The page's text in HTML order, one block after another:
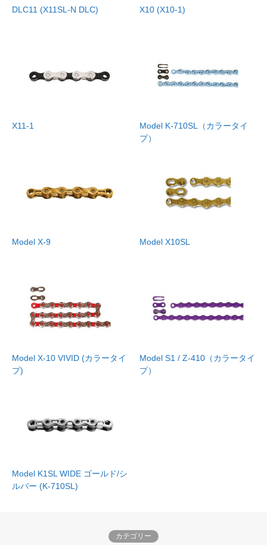
DLC11 (X11SL-N DLC) X10 (X10-1)
X11-1
Model K-710SL（カラータイ
プ）
Model X-9 Model X10SL
Model X-10 VIVID (カラータイ
プ)
Model S1 / Z-410（カラータイ
プ）
Model K1SL WIDE ゴールド/シ
ルバー (K-710SL)
カテゴリー